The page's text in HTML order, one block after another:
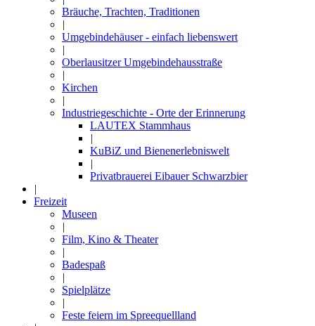
Bräuche, Trachten, Traditionen
|
Umgebindehäuser - einfach liebenswert
|
Oberlausitzer Umgebindehausstraße
|
Kirchen
|
Industriegeschichte - Orte der Erinnerung
LAUTEX Stammhaus
|
KuBiZ und Bienenerlebniswelt
|
Privatbrauerei Eibauer Schwarzbier
|
Freizeit
Museen
|
Film, Kino & Theater
|
Badespaß
|
Spielplätze
|
Feste feiern im Spreequellland